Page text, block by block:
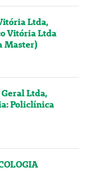
Ltda,
Vitória Ltda
Master)
Ltda,
Policlínica